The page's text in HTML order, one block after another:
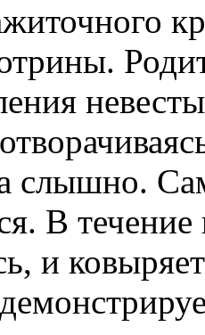
слышно.
В течение
и